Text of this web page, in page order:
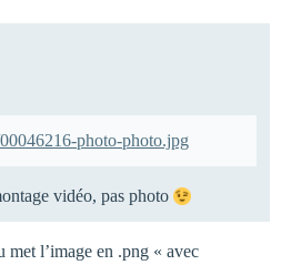
photo-photo.jpg
vidéo, pas photo
met l’image en .png « avec